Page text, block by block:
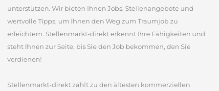
unterstützen. Wir bieten Ihnen Jobs, Stellenangebote und
wertvolle Tipps, um Ihnen den Weg zum Traumjob zu
erleichtern. Stellenmarkt-direkt erkennt Ihre Fähigkeiten und
steht Ihnen zur Seite, bis Sie den Job bekommen, den Sie
verdienen!
Stellenmarkt-direkt zählt zu den ältesten kommerziellen